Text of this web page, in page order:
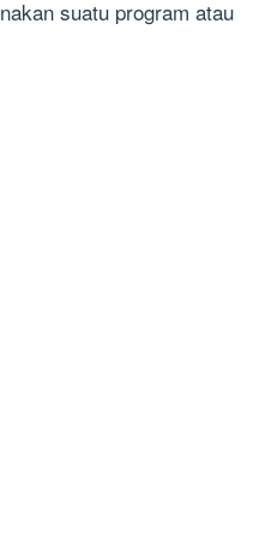
suatu program atau